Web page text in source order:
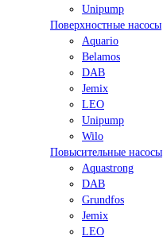
Unipump
Поверхностные насосы
Aquario
Belamos
DAB
Jemix
LEO
Unipump
Wilo
Повысительные насосы
Aquastrong
DAB
Grundfos
Jemix
LEO